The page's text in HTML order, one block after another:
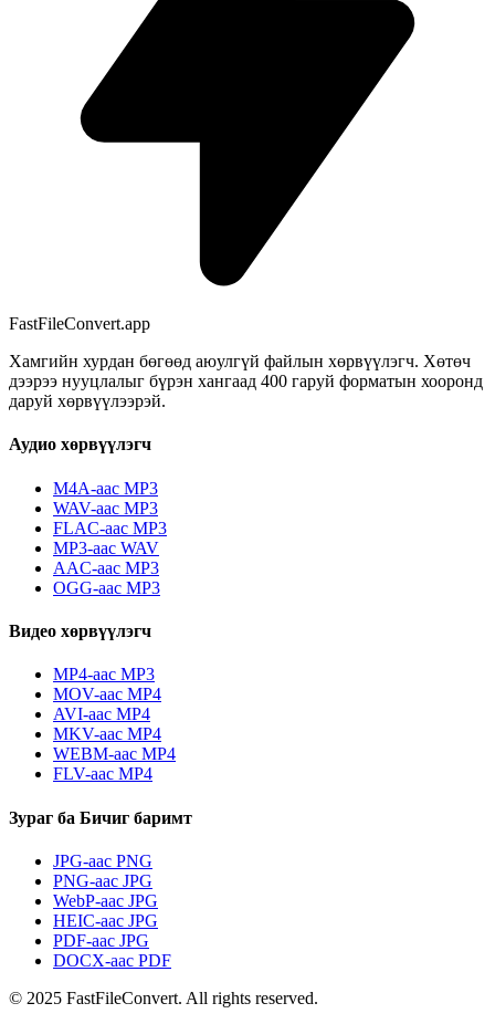
FastFileConvert.app
Хамгийн хурдан бөгөөд аюулгүй файлын хөрвүүлэгч. Хөтөч
дээрээ нууцлалыг бүрэн хангаад 400 гаруй форматын хооронд
даруй хөрвүүлээрэй.
Аудио хөрвүүлэгч
M4A-аас MP3
WAV-аас MP3
FLAC-аас MP3
MP3-аас WAV
AAC-аас MP3
OGG-аас MP3
Видео хөрвүүлэгч
MP4-аас MP3
MOV-аас MP4
AVI-аас MP4
MKV-аас MP4
WEBM-аас MP4
FLV-аас MP4
Зураг ба Бичиг баримт
JPG-аас PNG
PNG-аас JPG
WebP-аас JPG
HEIC-аас JPG
PDF-аас JPG
DOCX-аас PDF
© 2025 FastFileConvert. All rights reserved.